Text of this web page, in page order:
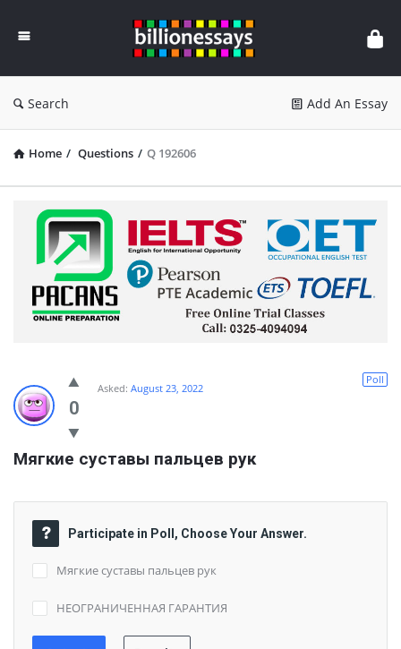
Essays
Search Add An Essay
Home / Questions / Q 192606
0
Poll
Asked: August 23, 2022
Мягкие суставы пальцев рук
Participate in Poll, Choose Your Answer.
Мягкие суставы пальцев рук
НЕОГРАНИЧЕННАЯ ГАРАНТИЯ